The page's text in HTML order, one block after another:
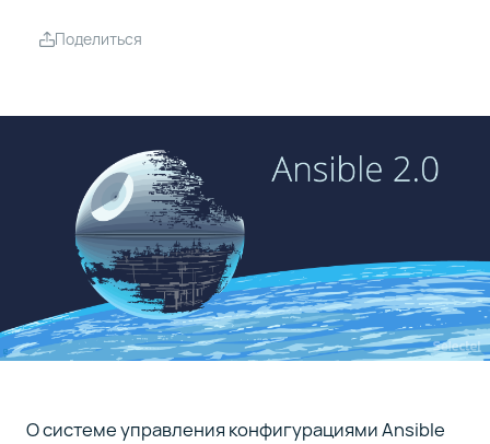
Поделиться
О системе управления конфигурациями Ansible